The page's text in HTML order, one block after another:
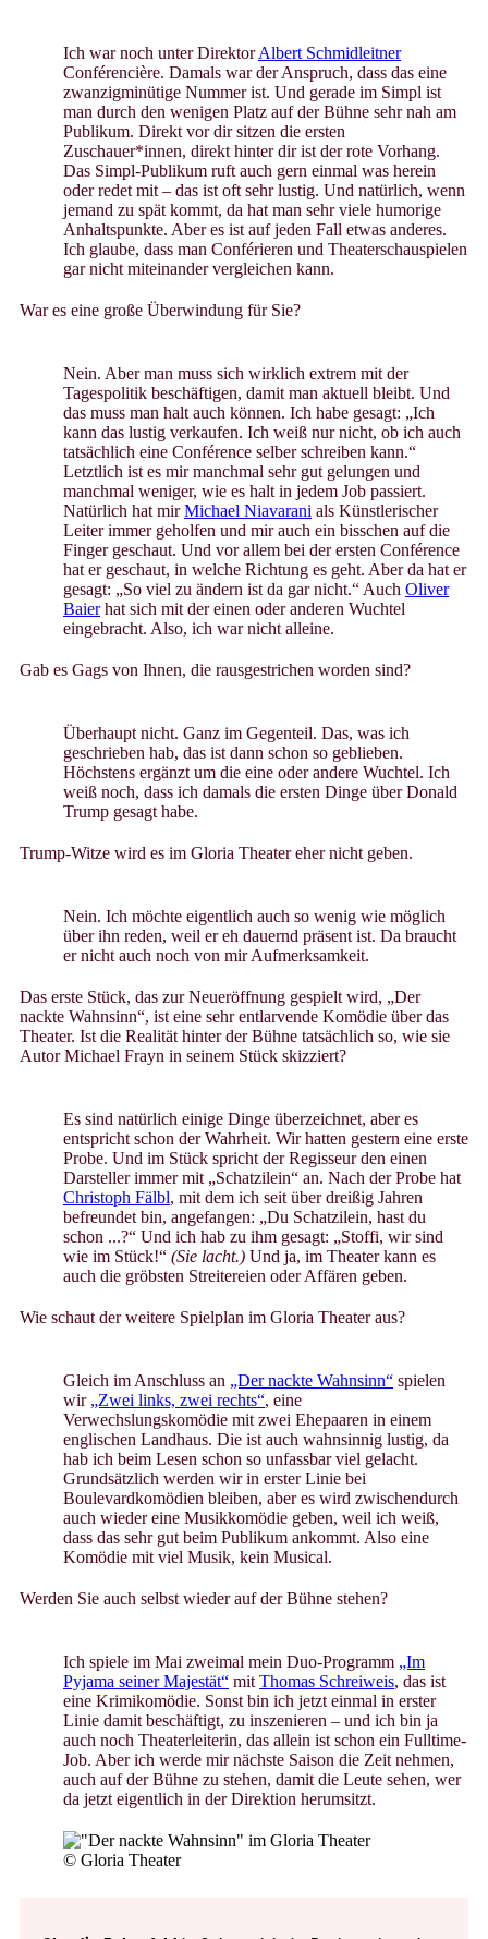
Ich war noch unter DirektorAlbert Schmidleitner
Conférencière. Damals war der Anspruch, dass das eine
zwanzigminütige Nummer ist. Und gerade im Simpl ist
man durch den wenigen Platz auf der Bühne sehr nah am
Publikum. Direkt vor dir sitzen die ersten
Zuschauer*innen, direkt hinter dir ist der rote Vorhang.
Das Simpl-Publikum ruft auch gern einmal was herein
oder redet mit – das ist oft sehr lustig. Und natürlich, wenn
jemand zu spät kommt, da hat man sehr viele humorige
Anhaltspunkte. Aber es ist auf jeden Fall etwas anderes.
Ich glaube, dass man Conférieren und Theaterschauspielen
gar nicht miteinander vergleichen kann.
War es eine große Überwindung für Sie?
Nein. Aber man muss sich wirklich extrem mit der
Tagespolitik beschäftigen, damit man aktuell bleibt. Und
das muss man halt auch können. Ich habe gesagt: „Ich
kann das lustig verkaufen. Ich weiß nur nicht, ob ich auch
tatsächlich eine Conférence selber schreiben kann.“
Letztlich ist es mir manchmal sehr gut gelungen und
manchmal weniger, wie es halt in jedem Job passiert.
Natürlich hat mirMichael Niavarani als Künstlerischer
Leiter immer geholfen und mir auch ein bisschen auf die
Finger geschaut. Und vor allem bei der ersten Conférence
hat er geschaut, in welche Richtung es geht. Aber da hat er
gesagt: „So viel zu ändern ist da gar nicht.“ Auch Oliver
Baierhat sich mit der einen oder anderen Wuchtel
eingebracht. Also, ich war nicht alleine.
Gab es Gags von Ihnen, die rausgestrichen worden sind?
Überhaupt nicht. Ganz im Gegenteil. Das, was ich
geschrieben hab, das ist dann schon so geblieben.
Höchstens ergänzt um die eine oder andere Wuchtel. Ich
weiß noch, dass ich damals die ersten Dinge über Donald
Trump gesagt habe.
Trump-Witze wird es im Gloria Theater eher nicht geben.
Nein. Ich möchte eigentlich auch so wenig wie möglich
über ihn reden, weil er eh dauernd präsent ist. Da braucht
er nicht auch noch von mir Aufmerksamkeit.
Das erste Stück, das zur Neueröffnung gespielt wird, „Der
nackte Wahnsinn“, ist eine sehr entlarvende Komödie über das
Theater. Ist die Realität hinter der Bühne tatsächlich so, wie sie
Autor Michael Frayn in seinem Stück skizziert?
Es sind natürlich einige Dinge überzeichnet, aber es
entspricht schon der Wahrheit. Wir hatten gestern eine erste
Probe. Und im Stück spricht der Regisseur den einen
Darsteller immer mit „Schatzilein“ an. Nach der Probe hat
Christoph Fälbl, mit dem ich seit über dreißig Jahren
befreundet bin, angefangen: „Du Schatzilein, hast du
schon ...?“ Und ich hab zu ihm gesagt: „Stoffi, wir sind
wie im Stück!“ (Sie lacht.) Und ja, im Theater kann es
auch die gröbsten Streitereien oder Affären geben.
Wie schaut der weitere Spielplan im Gloria Theater aus?
Gleich im Anschluss an „Der nackte Wahnsinn“ spielen
wir „Zwei links, zwei rechts“, eine
Verwechslungskomödie mit zwei Ehepaaren in einem
englischen Landhaus. Die ist auch wahnsinnig lustig, da
hab ich beim Lesen schon so unfassbar viel gelacht.
Grundsätzlich werden wir in erster Linie bei
Boulevardkomödien bleiben, aber es wird zwischendurch
auch wieder eine Musikkomödie geben, weil ich weiß,
dass das sehr gut beim Publikum ankommt. Also eine
Komödie mit viel Musik, kein Musical.
Werden Sie auch selbst wieder auf der Bühne stehen?
Ich spiele im Mai zweimal mein Duo-Programm „Im
Pyjama seiner Majestät“ mit Thomas Schreiweis, das ist
eine Krimikomödie. Sonst bin ich jetzt einmal in erster
Linie damit beschäftigt, zu inszenieren – und ich bin ja
auch noch Theaterleiterin, das allein ist schon ein Fulltime-
Job. Aber ich werde mir nächste Saison die Zeit nehmen,
auch auf der Bühne zu stehen, damit die Leute sehen, wer
da jetzt eigentlich in der Direktion herumsitzt.
© Gloria Theater